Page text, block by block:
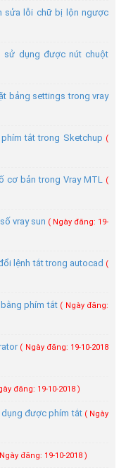
sửa lỗi chữ bị lộn ngược
sử dụng được nút chuột
bảng settings trong vray
tắt trong Sketchup (
cơ bản trong Vray MTL (
vray sun ( Ngày đăng: 19-
lệnh tắt trong autocad (
phím tắt ( Ngày đăng:
( Ngày đăng: 19-10-2018
đăng: 19-10-2018 )
được phím tắt ( Ngày
đăng: 19-10-2018 )